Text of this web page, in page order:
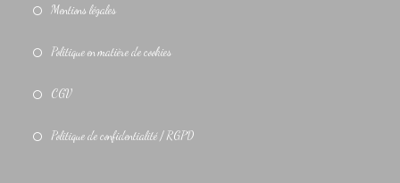
Mentions légales
Politique en matière de cookies
CGV
Politique de confidentialité / RGPD